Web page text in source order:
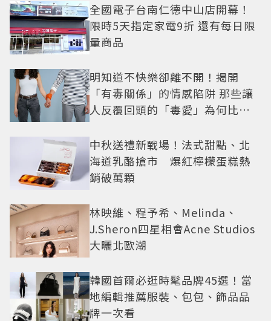
全國電子台南仁德中山店開幕！
限時5天指定家電9折 還有每日限
量商品
明知道不快樂卻離不開！揭開
「有毒關係」的情感陷阱 那些讓
人反覆回頭的「毒愛」為何比菸
中秋送禮新戰場！法式甜點、北
海道乳酪搶市 爆紅檸檬蛋糕熱
銷破萬顆
林映維、程予希、Melinda、
J.Sheron四星相會Acne Studios
大曬北歐潮
韓國首爾必逛時髦品牌45選！當
地編輯推薦服裝、包包、飾品品
牌一次看